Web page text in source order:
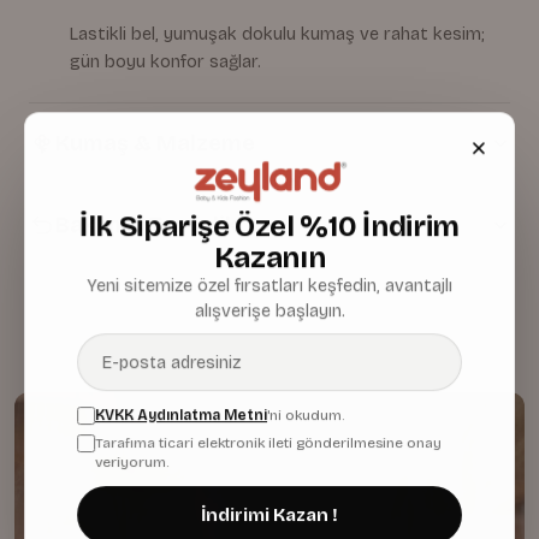
Lastikli bel, yumuşak dokulu kumaş ve rahat kesim;
gün boyu konfor sağlar.
Bakım & Temizlik
İlk Siparişe Özel %10 İndirim
Kazanın
Yeni sitemize özel fırsatları keşfedin, avantajlı
alışverişe başlayın.
KVKK Aydınlatma Metni'ni okudum.
Tarafıma ticari elektronik ileti gönderilmesine onay
veriyorum.
İndirimi Kazan !